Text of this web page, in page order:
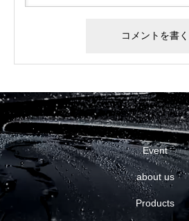
Event
about us
Products